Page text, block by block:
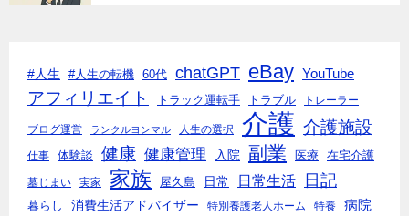
#人生 #人生の転機 60代 chatGPT eBay YouTube
アフィリエイト トラック運転手 トラブル トレーラー
ブログ運営 ランクルヨンマル 人生の選択 介護 介護施設
仕事 体験談 健康 健康管理 入院 副業 医療 在宅介護
墓じまい 実家 家族 屋久島 日常 日常生活 日記
暮らし 消費生活アドバイザー 特別養護老人ホーム 特養 病院